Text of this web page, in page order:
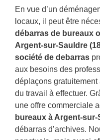
En vue d’un
locaux, il peut être
débarras de bureaux
Argent-sur-Sauldre
société de debarras
aux besoins des
déplaçons
du travail à effectuer.
une offre commerciale
bureaux à Argent-sur-
débarras d’archives.